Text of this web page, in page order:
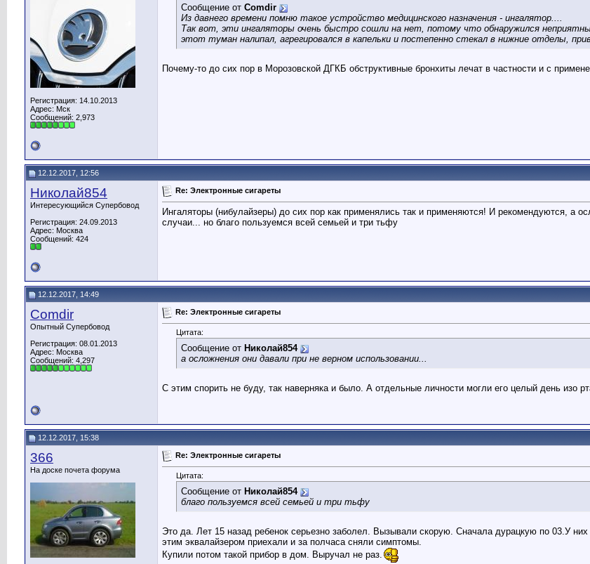
Регистрация: 14.10.2013
Адрес: Мск
Сообщений: 2,973
Сообщение от Comdir
Из давнего времени помню такое устройство медицинского назначения - ингалятор....
Так вот, эти ингаляторы очень быстро сошли на нет, потому что обнаружился
этот туман налипал, агрегировался в капельки и постепенно стекал в нижние отделы,
Почему-то до сих пор в Морозовской ДГКБ обструктивные бронхиты лечат в частности и с
12.12.2017, 12:56
Николай854
Интересующийся Супербовод
Регистрация: 24.09.2013
Адрес: Москва
Сообщений: 424
Re: Электронные сигареты
Ингаляторы (нибулайзеры) до сих пор как применялись так и применяются! И рекомендуются, а
случаи... но благо пользуемся всей семьей и три тьфу
12.12.2017, 14:49
Comdir
Опытный Супербовод
Регистрация: 08.01.2013
Адрес: Москва
Сообщений: 4,297
Re: Электронные сигареты
Цитата:
Сообщение от Николай854
а осложнения они давали при не верном использовании...
С этим спорить не буду, так наверняка и было. А отдельные личности могли его целый день изо
12.12.2017, 15:38
366
На доске почета форума
Re: Электронные сигареты
Цитата:
Сообщение от Николай854
благо пользуемся всей семьей и три тьфу
Это да. Лет 15 назад ребенок серьезно заболел. Вызывали скорую. Сначала дурацкую по 03.У
этим эквалайзером приехали и за полчаса сняли симптомы.
Купили потом такой прибор в дом. Выручал не раз.